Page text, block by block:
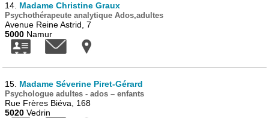
14. Madame Christine Graux
Psychothérapeute analytique Ados,adultes
Avenue Reine Astrid, 7
5000 Namur
15. Madame Séverine Piret-Gérard
Psychologue adultes - ados – enfants
Rue Frères Biéva, 168
5020 Vedrin